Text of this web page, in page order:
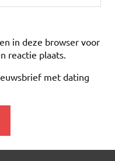
in deze browser voor
reactie plaats.
met dating